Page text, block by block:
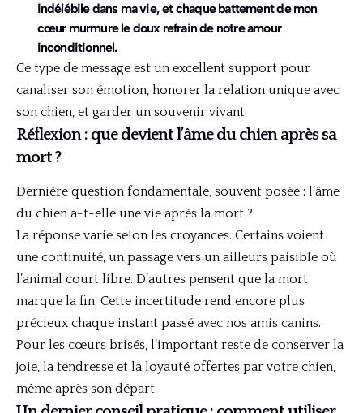
indélébile dans ma vie, et chaque battement de mon
cœur murmure le doux refrain de notre amour
inconditionnel.
Ce type de message est un excellent support pour
canaliser son émotion, honorer la relation unique avec
son chien, et garder un souvenir vivant.
Réflexion : que devient l’âme du chien après sa
mort ?
Dernière question fondamentale, souvent posée : l’âme
du chien a-t-elle une vie après la mort ?
La réponse varie selon les croyances. Certains voient
une continuité, un passage vers un ailleurs paisible où
l’animal court libre. D’autres pensent que la mort
marque la fin. Cette incertitude rend encore plus
précieux chaque instant passé avec nos amis canins.
Pour les cœurs brisés, l’important reste de conserver la
joie, la tendresse et la loyauté offertes par votre chien,
même après son départ.